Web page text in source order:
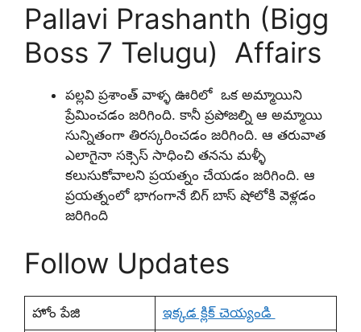
Pallavi Prashanth (Bigg
Boss 7 Telugu) Affairs
పల్లవి ప్రశాంత్ వాళ్ళ ఊరిలో ఒక అమ్మాయిని
ప్రేమించడం జరిగింది. కానీ ప్రపోజల్ని ఆ అమ్మాయి
సున్నితంగా తిరస్కరించడం జరిగింది. ఆ తరువాత
ఎలాగైనా సక్సెస్ సాధించి తనను మళ్ళీ
కలుసుకోవాలని ప్రయత్నం చేయడం జరిగింది. ఆ
ప్రయత్నంలో భాగంగానే బిగ్ బాస్ షోలోకి వెళ్లడం
జరిగింది
Follow Updates
హోం పేజి ఇక్కడ క్లిక్ చెయ్యండి